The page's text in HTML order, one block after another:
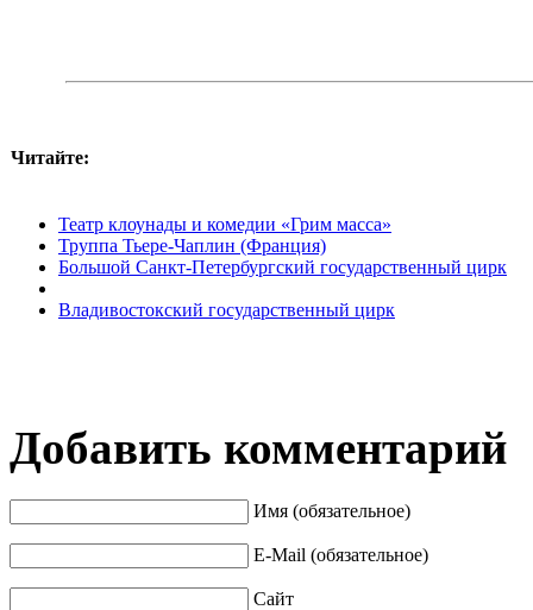
Читайте:
Театр клоунады и комедии «Грим масса»
Труппа Тьере-Чаплин (Франция)
Большой Санкт-Петербургский государственный цирк
Владивостокский государственный цирк
Добавить комментарий
Имя (обязательное)
E-Mail (обязательное)
Сайт